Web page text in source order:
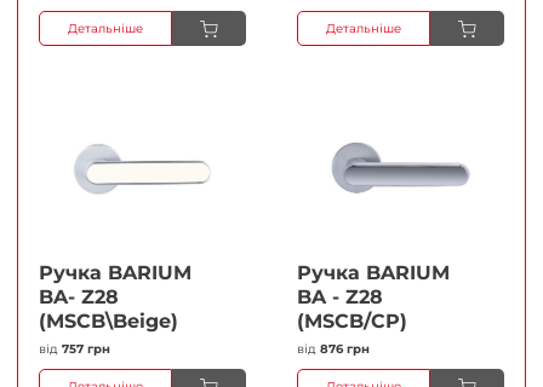
Детальніше Детальніше
Ручка BARIUM
BA- Z28
(MSCB\Beige)
від 757 грн
Ручка BARIUM
BA - Z28
(MSCB/CP)
від 876 грн